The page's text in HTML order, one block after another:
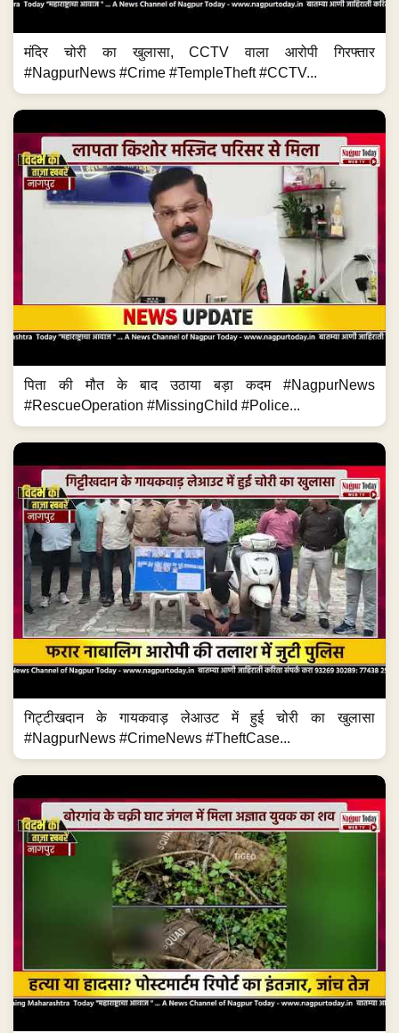
मंदिर चोरी का खुलासा, CCTV वाला आरोपी गिरफ्तार
#NagpurNews #Crime #TempleTheft #CCTV...
पिता की मौत के बाद उठाया बड़ा कदम #NagpurNews
#RescueOperation #MissingChild #Police...
गिट्टीखदान के गायकवाड़ लेआउट में हुई चोरी का खुलासा
#NagpurNews #CrimeNews #TheftCase...